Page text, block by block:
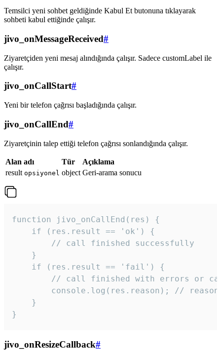
Temsilci yeni sohbet geldiğinde Kabul Et butonuna tıklayarak
sohbeti kabul ettiğinde çalışır.
jivo_onMessageReceived#
Ziyaretçiden yeni mesaj alındığında çalışır. Sadece customLabel ile
çalışır.
jivo_onCallStart#
Yeni bir telefon çağrısı başladığında çalışır.
jivo_onCallEnd#
Ziyaretçinin talep ettiği telefon çağrısı sonlandığında çalışır.
Alan adı Tür
Açıklama
result opsiyonel object Geri-arama sonucu
function jivo_onCallEnd(res) {
    if (res.result == 'ok') {
        // call finished successfully
    }
    if (res.result == 'fail') {
// call finished with errors or
console.log(res.reason); //
    }
}
jivo_onResizeCallback#